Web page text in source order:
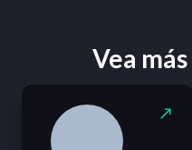
Vea más